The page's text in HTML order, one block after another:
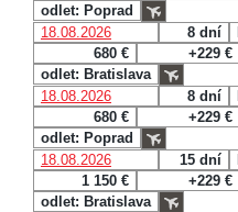
odlet: Poprad
18.08.2026
8 dní
680 €
+229 €
odlet: Bratislava
18.08.2026
8 dní
680 €
+229 €
odlet: Poprad
18.08.2026
15 dní
1 150 €
+229 €
odlet: Bratislava